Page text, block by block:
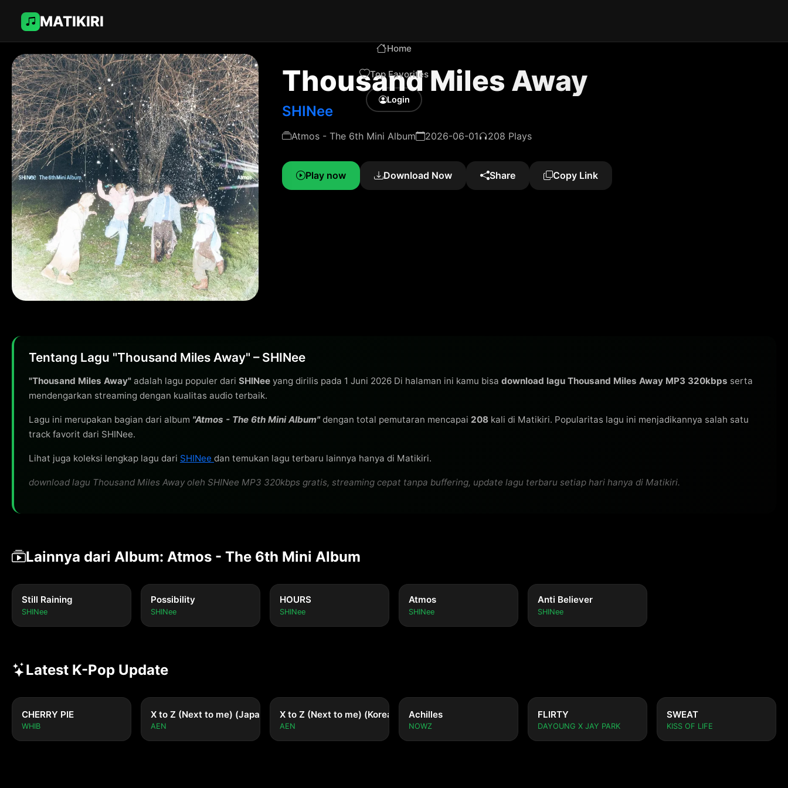
MATIKIRI
Home
Top Favorites
Login
Thousand Miles Away
SHINee
Atmos - The 6th Mini Album 2026-06-01 208 Plays
Play now Download Now Share Copy Link
Tentang Lagu "Thousand Miles Away" – SHINee
"Thousand Miles Away" adalah lagu populer dari SHINee yang dirilis pada 1 Juni 2026 Di halaman ini kamu bisa download lagu Thousand Miles Away MP3 320kbps serta
mendengarkan streaming dengan kualitas audio terbaik.
Lagu ini merupakan bagian dari album "Atmos - The 6th Mini Album"dengan total pemutaran mencapai 208 kali di Matikiri. Popularitas lagu ini menjadikannya salah satu
track favorit dari SHINee.
Lihat juga koleksi lengkap lagu dari SHINee dan temukan lagu terbaru lainnya hanya di Matikiri.
download lagu Thousand Miles Away oleh SHINee MP3 320kbps gratis, streaming cepat tanpa buffering, update lagu terbaru setiap hari hanya di Matikiri.
Lainnya dari Album: Atmos - The 6th Mini Album
Still Raining
SHINee
Possibility
SHINee
HOURS
SHINee
Atmos
SHINee
Anti Believer
SHINee
Latest K-Pop Update
CHERRY PIE
WHIB
X to Z (Next to me) (Japanese ver.)
AEN
X to Z (Next to me) (Korean ver.)
AEN
Achilles
NOWZ
FLIRTY
DAYOUNG X JAY PARK
SWEAT
KISS OF LIFE